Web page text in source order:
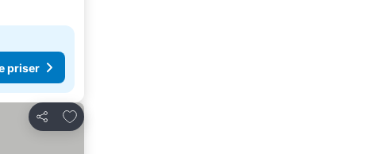
priser
Dela
Lägg till i Mina Favoriter